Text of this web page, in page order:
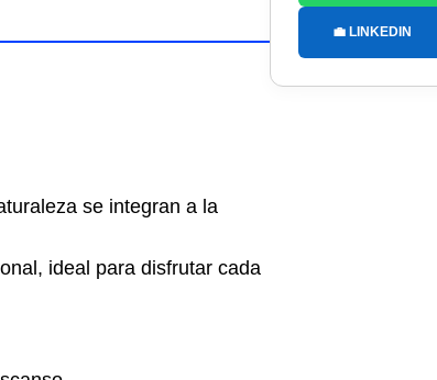
se integran a la
ideal para disfrutar cada
💼 LINKEDIN